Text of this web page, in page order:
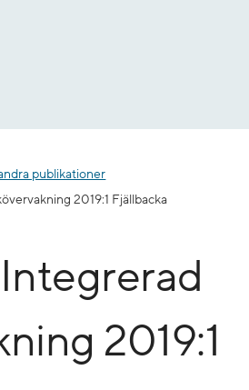
publikationer
2019:1 Fjällbacka
2019:1